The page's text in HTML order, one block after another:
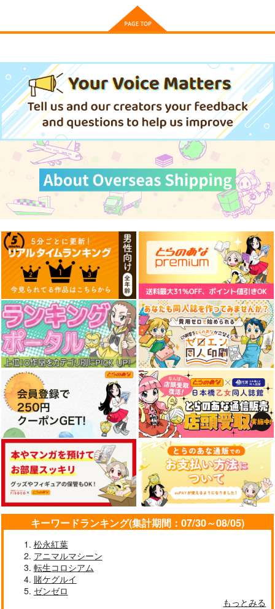
作品詳細
サンプル
作品詳細 作品詳細
と500年後の社 下
リブレ
823円（税込）
サンプル
作品詳細
と500年後の社 上
リブレ
サンプル
作品詳細
園 勇者、教師に堕と
される 1
KADOKAWA
924 （税込）
サンプル
作品詳細
【有償特典】吉村英明
先生描き下ろしB2タ
ペストリー（魔王マー
ラ煩悩学園 ～勇者、
教師に堕とされる
～ 1）
KADOKAWA
1,650円（税込）
サンプル
作品詳細
魔王の娘は勇者と政略
結婚したい 1
一迅社
825円（税込）
サンプル
作品詳細
誰が勇者を殺した
か 賢者の章
KADOKAWA
858 円（税込）
作品詳細
キーワードランキング(集計期間：07/30～08/05)
松永紅葉
アニマルマシーン
転生コロシアム
賭ケグルイ
ゼンゼロ
もっとみる